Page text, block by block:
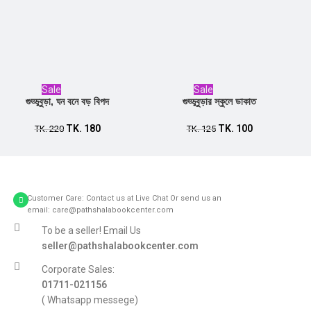
Sale
Add to cart
গুড্ডুবুড়া, ঘন বনে বড় বিপদ
TK.220 TK. 180
Sale
Add to cart
গুড্ডুবুড়ার স্কুলে ডাকাত
TK.125 TK. 100
Customer Care: Contact us at Live Chat Or send us an
email: care@pathshalabookcenter.com
To be a seller! Email Us
seller@pathshalabookcenter.com
Corporate Sales:
01711-021156
( Whatsapp messege)